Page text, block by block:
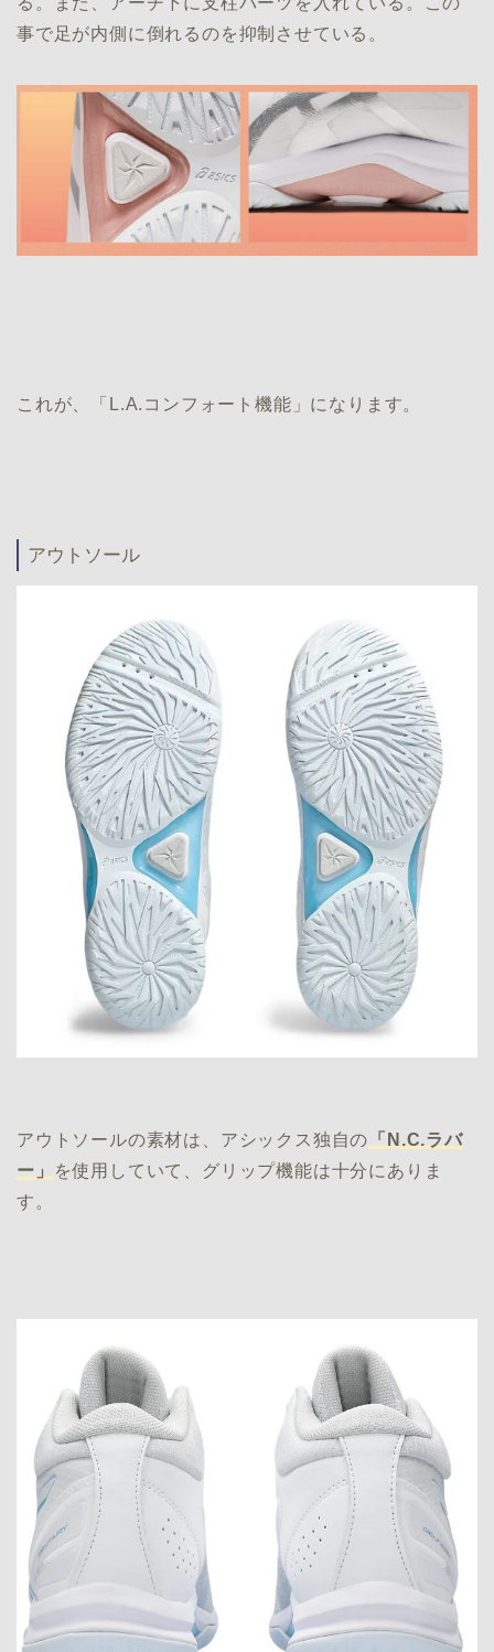
事で足が内側に倒れるのを抑制させている。
これが、「L.A.コンフォート機能」になります。
アウトソール
アウトソールの素材は、アシックス独自の 「N.C.ラバ
ー」
を使用していて、グリップ機能は十分にありま
す。